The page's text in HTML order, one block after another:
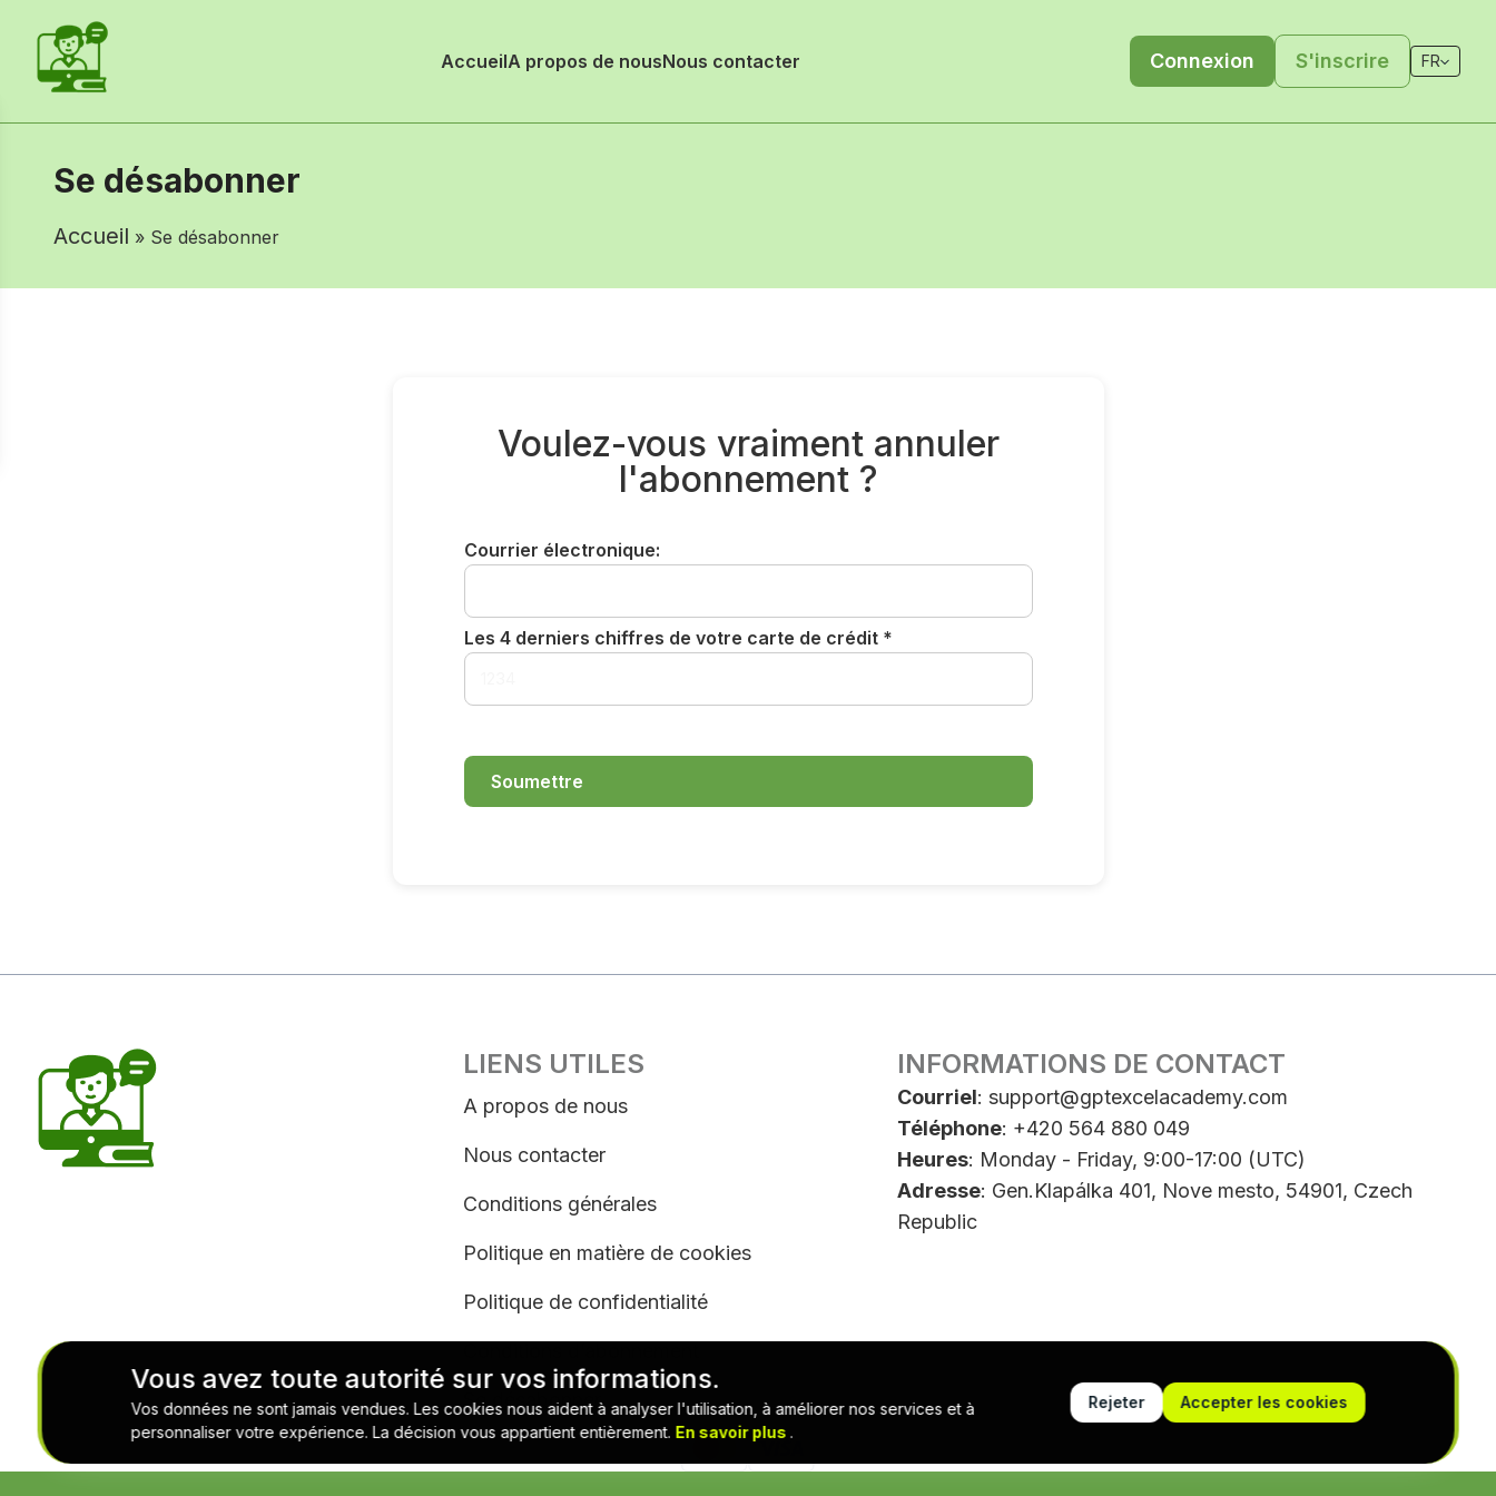
AccueilA propos de nousNous contacter Connexion S'inscrire FR
Se désabonner
Accueil » Se désabonner
Voulez-vous vraiment annuler
l'abonnement ?
Courrier électronique:
Les 4 derniers chiffres de votre carte de crédit *
LIENS UTILES
A propos de nous
Nous contacter
Conditions générales
Politique en matière de cookies
Politique de confidentialité
Se désabonner
INFORMATIONS DE CONTACT
Courriel: support@gptexcelacademy.com
Téléphone: +420 564 880 049
Heures: Monday - Friday, 9:00-17:00 (UTC)
Adresse: Gen.Klapálka 401, Nove mesto, 54901, Czech
Republic
Vous avez toute autorité sur vos informations.
Vos données ne sont jamais vendues. Les cookies nous aident à analyser l'utilisation, à améliorer nos services et à
personnaliser votre expérience. La décision vous appartient entièrement. En savoir plus .
Rejeter Accepter les cookies